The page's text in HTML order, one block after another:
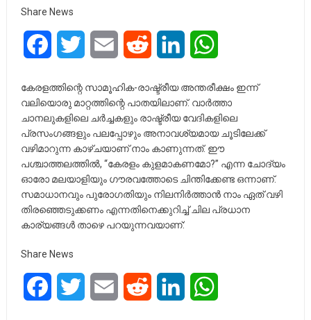
Share News
FacebookTwitter Email Reddit LinkedIn
കേരളത്തിന്റെ സാമൂഹിക-രാഷ്ട്രീയ അന്തരീക്ഷം ഇന്ന്
വലിയൊരു മാറ്റത്തിന്റെ പാതയിലാണ്. വാർത്താ
ചാനലുകളിലെ ചർച്ചകളും രാഷ്ട്രീയ വേദികളിലെ
പ്രസംഗങ്ങളും പലപ്പോഴും അനാവശ്യമായ ചൂടിലേക്ക്
വഴിമാറുന്ന കാഴ്ചയാണ് നാം കാണുന്നത്. ഈ
പശ്ചാത്തലത്തിൽ, “കേരളം കുളമാകണമോ?” എന്ന ചോദ്യം
ഓരോ മലയാളിയും ഗൗരവത്തോടെ ചിന്തിക്കേണ്ട ഒന്നാണ്.
സമാധാനവും പുരോഗതിയും നിലനിർത്താൻ നാം ഏത് വഴി
തിരഞ്ഞെടുക്കണം എന്നതിനെക്കുറിച്ച് ചില പ്രധാന
കാര്യങ്ങൾ താഴെ പറയുന്നവയാണ്:
Share News
FacebookTwitter Email Reddit LinkedIn